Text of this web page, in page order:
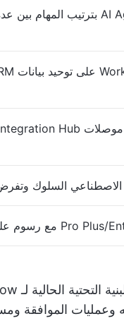
الاصطناعي السلوك
الموافقة